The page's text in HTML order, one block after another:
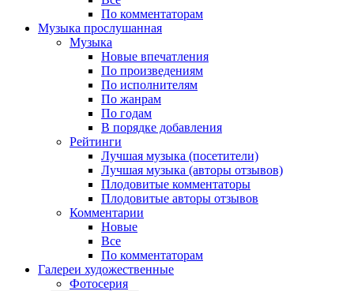
По комментаторам
Музыка прослушанная
Музыка
Новые впечатления
По произведениям
По исполнителям
По жанрам
По годам
В порядке добавления
Рейтинги
Лучшая музыка (посетители)
Лучшая музыка (авторы отзывов)
Плодовитые комментаторы
Плодовитые авторы отзывов
Комментарии
Новые
Все
По комментаторам
Галереи художественные
Фотосерия